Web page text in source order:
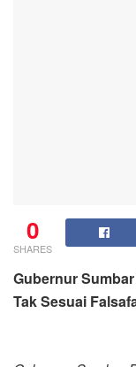
0
SHARES
Gubernur
Tak Sesuai